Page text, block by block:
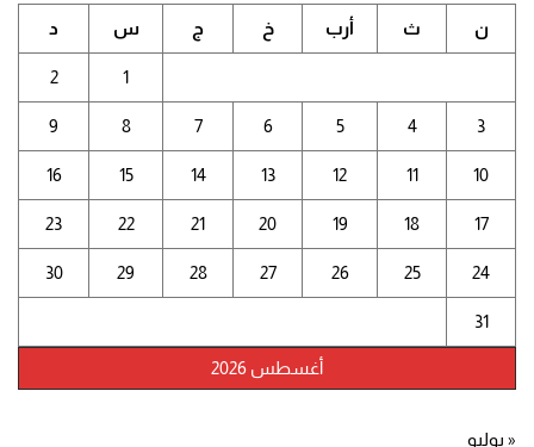
أغسطس 2026
ن ث أرب خ ج س د
1
2
3
4
5
6
7
8
9
10
11
12
13
14
15
16
17
18
19
20
21
22
23
24
25
26
27
28
29
30
31
« يوليو